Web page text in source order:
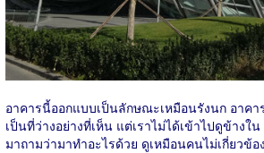
อาคารนี้ออกแบบเป็นลักษณะเหมือนรังนก อาคา
เป็นที่ว่างอย่างที่เห็น แต่เราไม่ได้เข้าไปดูข้างใ
มาถามว่ามาทำอะไรด้วย ดูเหมือนคนไม่เกี่ยวข้อ